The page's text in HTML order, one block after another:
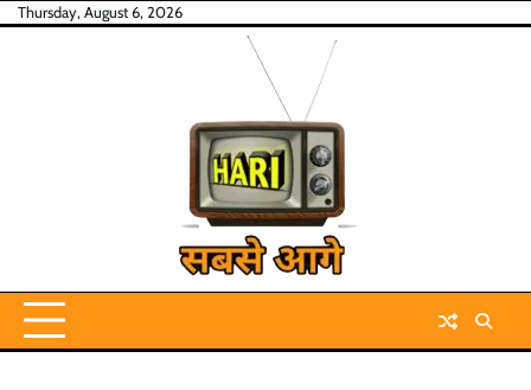
SkipThursday, August 6, 2026